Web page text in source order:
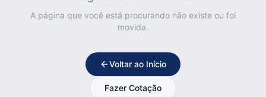
A página que você está procurando não existe ou foi
movida.
Voltar ao Início
Fazer Cotação